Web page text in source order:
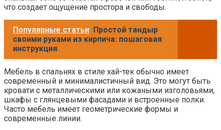
что создает ощущение простора и свободы.
Популярные статьи Простой тандыр
своими руками из кирпича: пошаговая
инструкция
Мебель в спальнях в стиле хай-тек обычно имеет
современный и минималистичный вид. Это могут быть
кровати с металлическими или кожаными изголовьями,
шкафы с глянцевыми фасадами и встроенные полки.
Часто мебель имеет геометрические формы и
современные линии.